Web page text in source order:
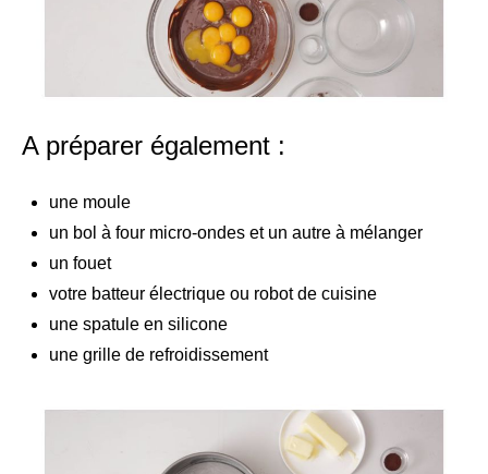
A préparer également :
une moule
un bol à four micro-ondes et un autre à mélanger
un fouet
votre batteur électrique ou robot de cuisine
une spatule en silicone
une grille de refroidissement